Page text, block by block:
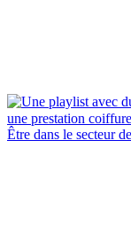
Être dans le secteur